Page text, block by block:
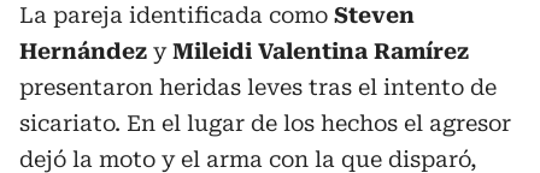
La pareja identificada como Steven
Hernández yMileidi Valentina Ramírez
presentaron heridas leves tras el intento de
sicariato. En el lugar de los hechos el agresor
dejó la moto y el arma con la que disparó,